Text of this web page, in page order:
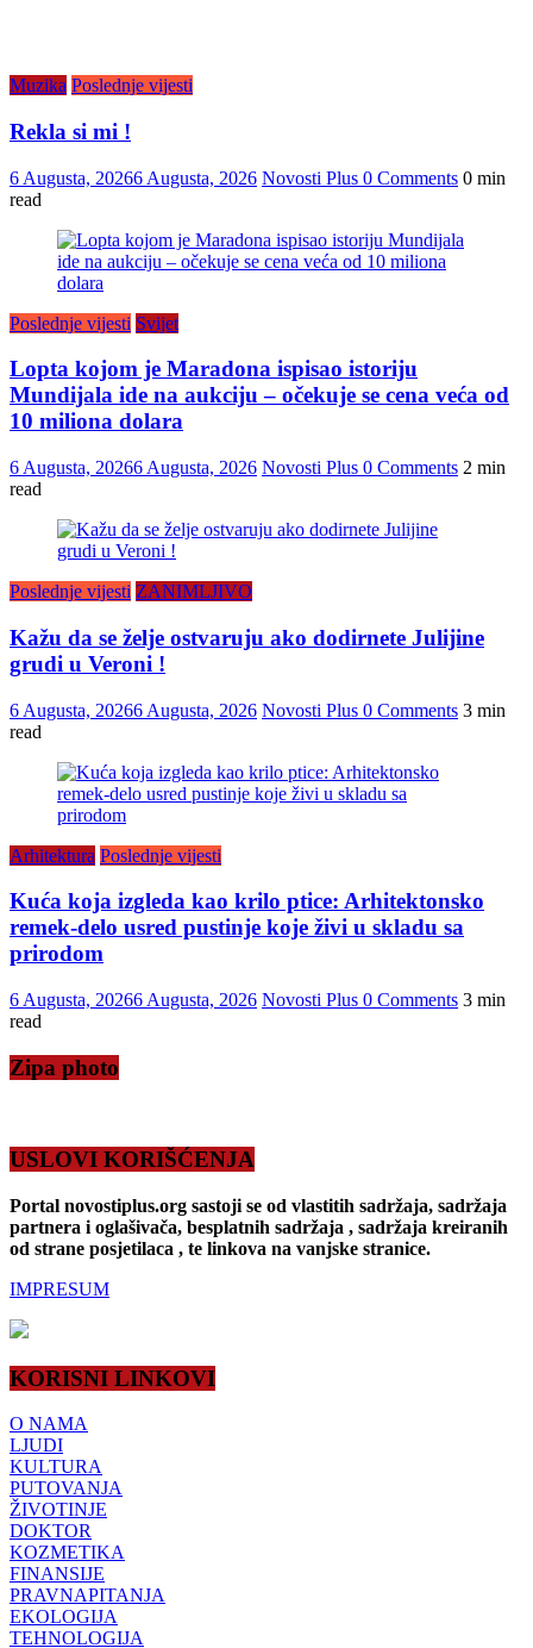
Muzika Poslednje vijesti
Rekla si mi !
6 Augusta, 20266 Augusta, 2026 Novosti Plus 0 Comments 0 min
read
Poslednje vijesti Svijet
Lopta kojom je Maradona ispisao istoriju
Mundijala ide na aukciju – očekuje se cena veća od
10 miliona dolara
6 Augusta, 20266 Augusta, 2026 Novosti Plus 0 Comments 2 min
read
Poslednje vijesti ZANIMLJIVO
Kažu da se želje ostvaruju ako dodirnete Julijine
grudi u Veroni !
6 Augusta, 20266 Augusta, 2026 Novosti Plus 0 Comments 3 min
read
Arhitektura Poslednje vijesti
Kuća koja izgleda kao krilo ptice: Arhitektonsko
remek-delo usred pustinje koje živi u skladu sa
prirodom
6 Augusta, 20266 Augusta, 2026 Novosti Plus 0 Comments 3 min
read
Zipa photo
USLOVI KORIŠĆENJA
Portal novostiplus.org sastoji se od vlastitih sadržaja, sadržaja
partnera i oglašivača, besplatnih sadržaja , sadržaja kreiranih
od strane posjetilaca , te linkova na vanjske stranice.
IMPRESUM
KORISNI LINKOVI
O NAMA
LJUDI
KULTURA
PUTOVANJA
ŽIVOTINJE
DOKTOR
KOZMETIKA
FINANSIJE
PRAVNAPITANJA
EKOLOGIJA
TEHNOLOGIJA